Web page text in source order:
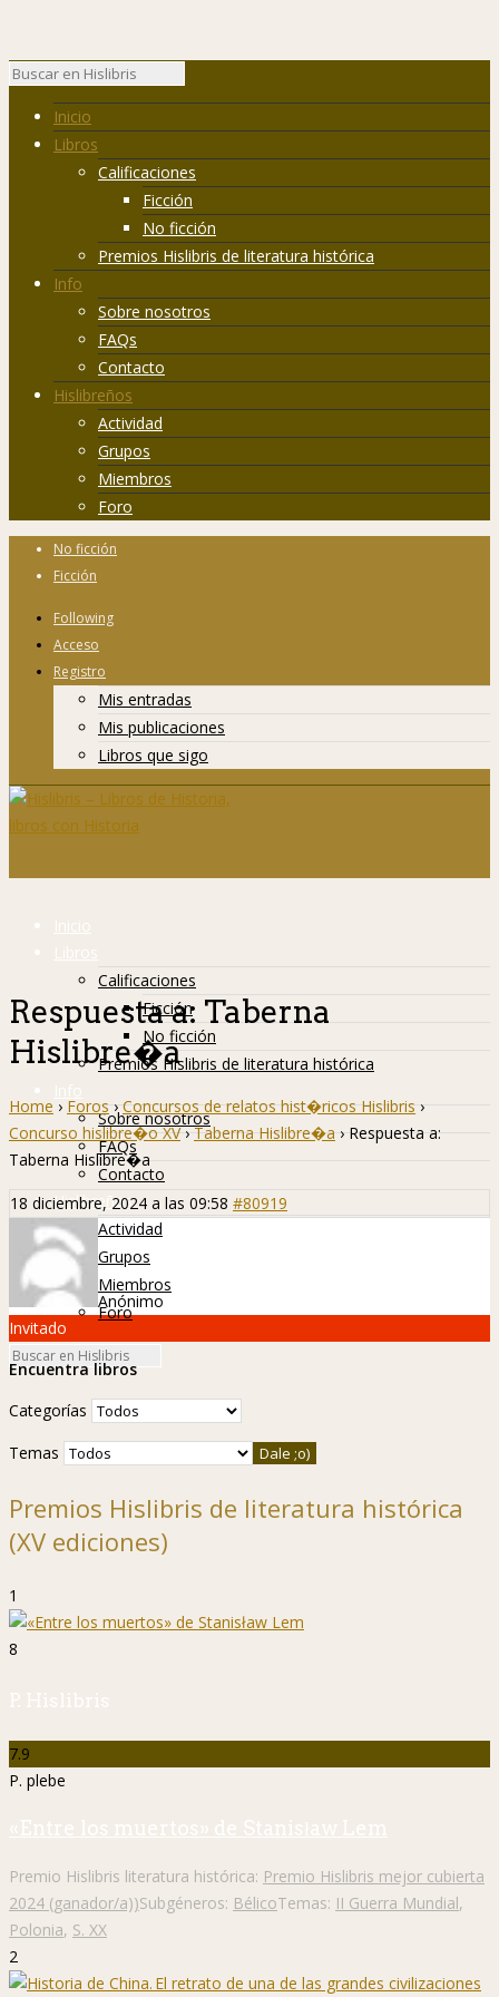
Inicio
Libros
Calificaciones
Ficción
No ficción
Premios Hislibris de literatura histórica
Info
Sobre nosotros
FAQs
Contacto
Hislibreños
Actividad
Grupos
Miembros
Foro
No ficción
Ficción
Following
Acceso
Registro
Mis entradas
Mis publicaciones
Libros que sigo
Inicio
Libros
Calificaciones
Ficción
No ficción
Premios Hislibris de literatura histórica
Info
Sobre nosotros
FAQs
Contacto
Hislibreños
Actividad
Grupos
Miembros
Foro
Respuesta a: Taberna
Hislibre�a
Home › Foros › Concursos de relatos hist�ricos Hislibris ›
Concurso hislibre�o XV › Taberna Hislibre�a › Respuesta a:
Taberna Hislibre�a
18 diciembre, 2024 a las 09:58 #80919
Anónimo
Invitado
Encuentra libros
Categorías
Temas
Premios Hislibris de literatura histórica
(XV ediciones)
1
8
P. Hislibris
7.9
P. plebe
«Entre los muertos» de Stanisław Lem
Premio Hislibris literatura histórica: Premio Hislibris mejor cubierta
2024 (ganador/a))Subgéneros: BélicoTemas: II Guerra Mundial,
Polonia, S. XX
2